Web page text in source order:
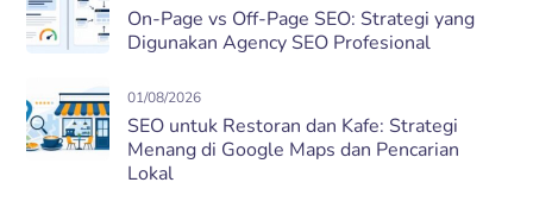
On-Page vs Off-Page SEO: Strategi yang
Digunakan Agency SEO Profesional
01/08/2026
SEO untuk Restoran dan Kafe: Strategi
Menang di Google Maps dan Pencarian
Lokal